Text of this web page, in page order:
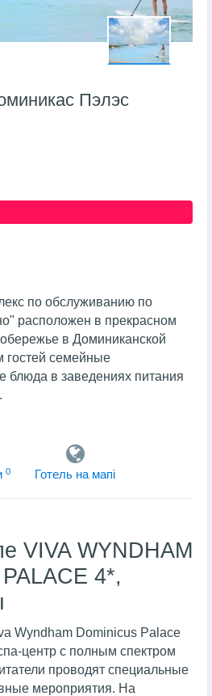
Пэлэс
по обслуживанию по
расположен в прекрасном
в Доминиканской
гостей семейные
блюда в заведениях питания
0 Готель на мапi
VIVA WYNDHAM
4*,
Wyndham Dominicus Palace
центр с полным спектром
проводят специальные
мероприятия. На